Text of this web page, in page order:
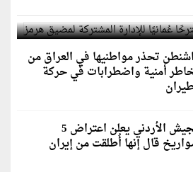
تحذر مواطنيها في العراق من
أمنية واضطرابات في حركة
الجيش الأردني يعلن اعتراض 5
قال إنها أُطلقت من إيران